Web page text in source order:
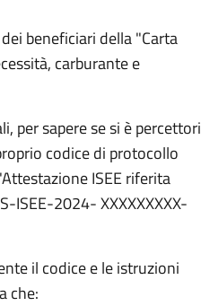
beneficiari della "Carta
carburante e
per sapere se si è percettori
codice di protocollo
ISEE riferita
ISEE-2024- XXXXXXXXX-
il codice e le istruzioni
che: